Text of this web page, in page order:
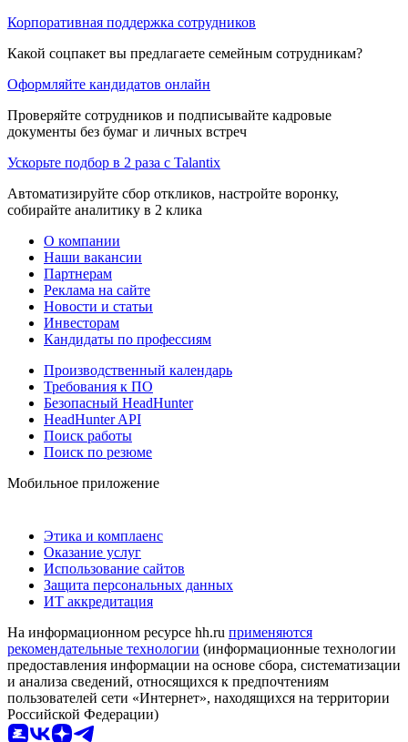
Корпоративная поддержка сотрудников
Какой соцпакет вы предлагаете семейным сотрудникам?
Оформляйте кандидатов онлайн
Проверяйте сотрудников и подписывайте кадровые
документы без бумаг и личных встреч
Ускорьте подбор в 2 раза с Talantix
Автоматизируйте сбор откликов, настройте воронку,
собирайте аналитику в 2 клика
О компании
Наши вакансии
Партнерам
Реклама на сайте
Новости и статьи
Инвесторам
Кандидаты по профессиям
Производственный календарь
Требования к ПО
Безопасный HeadHunter
HeadHunter API
Поиск работы
Поиск по резюме
Мобильное приложение
Этика и комплаенс
Оказание услуг
Использование сайтов
Защита персональных данных
ИТ аккредитация
На информационном ресурсе hh.ru применяются
рекомендательные технологии (информационные технологии
предоставления информации на основе сбора, систематизации
и анализа сведений, относящихся к предпочтениям
пользователей сети «Интернет», находящихся на территории
Российской Федерации)